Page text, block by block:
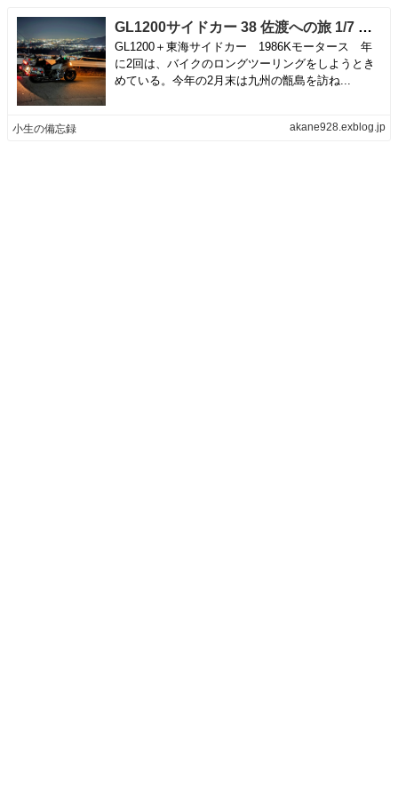
GL1200サイドカー 38 佐渡への旅 1/7 姥捨 戸倉上山田温泉 | 小生の備忘録
GL1200＋東海サイドカー 1986Kモータース 年
に2回は、バイクのロングツーリングをしようとき
めている。今年の2月末は九州の甑島を訪ね...
小生の備忘録 akane928.exblog.jp